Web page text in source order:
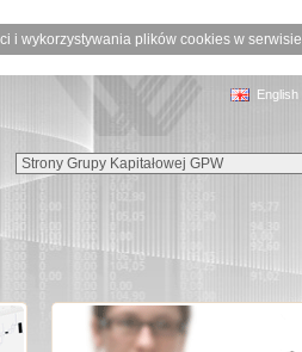
i wykorzystywania plików cookies w serwisie
English